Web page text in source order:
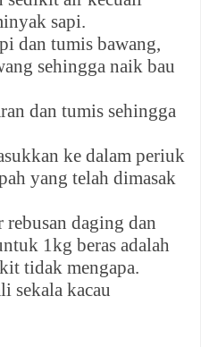
sapi.
dan tumis bawang,
sehingga naik bau
dan tumis sehingga
ke dalam periuk
yang telah dimasak
daging dan
1kg beras adalah
tidak mengapa.
sekala kacau